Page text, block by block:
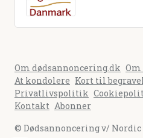
Om dødsannoncering.dk Om
At kondolere Kort til
Privatlivspolitik
Kontakt Abonner
© Dødsannoncering v/ Nordic